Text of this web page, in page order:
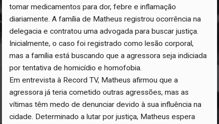
tomar medicamentos para dor, febre e inflamação
diariamente. A família de Matheus registrou ocorrência na
delegacia e contratou uma advogada para buscar justiça.
Inicialmente, o caso foi registrado como lesão corporal,
mas a família está buscando que a agressora seja indiciada
por tentativa de homicídio e homofobia.
Em entrevista à Record TV, Matheus afirmou que a
agressora já teria cometido outras agressões, mas as
vítimas têm medo de denunciar devido à sua influência na
cidade. Determinado a lutar por justiça, Matheus espera